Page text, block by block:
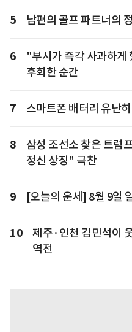
5 남편의 골프 파트너의
6
"부시가 즉각 사과하
후회한 순간
7 스마트폰 배터리 유난
8
삼성 조선소 찾은 트럼
정신 상징" 극찬
9 [오늘의 운세] 8월 9일
10
제주·인천 김민석이
역전